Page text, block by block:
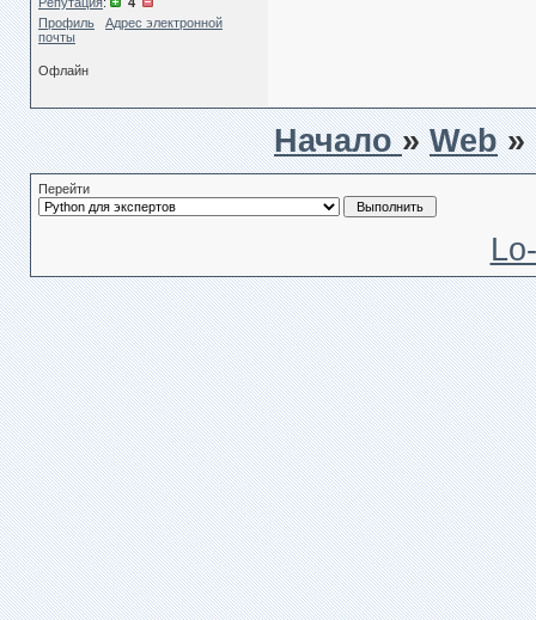
Профиль
Адрес электронной
почты
Офлайн
Начало»Web »
Перейти